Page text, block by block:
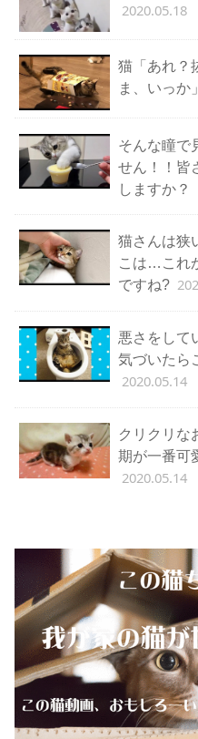
2020.05.18
猫「あれ？
ま、いっか
そんな瞳で
せん！！皆
しますか？
猫さんは狭
こは…これ
ですね?
悪さをして
気づいたら
2020.05.14
クリクリな
期が一番可
2020.05.14